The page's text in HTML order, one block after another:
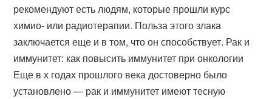
рекомендуют есть людям, которые прошли курс
химио- или радиотерапии. Польза этого злака
заключается еще и в том, что он способствует. Рак и
иммунитет: как повысить иммунитет при онкологии
Еще в х годах прошлого века достоверно было
установлено — рак и иммунитет имеют тесную